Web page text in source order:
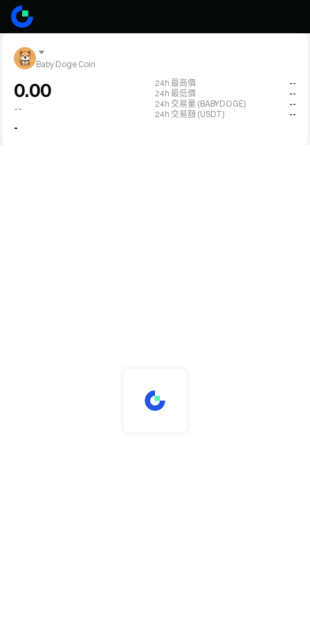
Baby Doge Coin
0.00
--
-
24h 最高價
--
24h 最低價
--
24h 交易量 (BABYDOGE)
--
24h 交易額 (USDT)
--